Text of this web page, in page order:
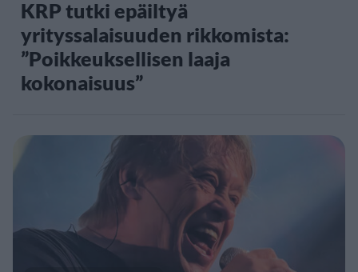
KRP tutki epäiltyä
yrityssalaisuuden rikkomista:
”Poikkeuksellisen laaja
kokonaisuus”